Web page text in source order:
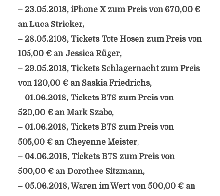
– 23.05.2018, iPhone X zum Preis von 670,00 €
an Luca Stricker,
– 28.05.2108, Tickets Tote Hosen zum Preis von
105,00 € an Jessica Rüger,
– 29.05.2018, Tickets Schlagernacht zum Preis
von 120,00 € an Saskia Friedrichs,
– 01.06.2018, Tickets BTS zum Preis von
520,00 € an Mark Szabo,
– 01.06.2018, Tickets BTS zum Preis von
505,00 € an Cheyenne Meister,
– 04.06.2018, Tickets BTS zum Preis von
500,00 € an Dorothee Sitzmann,
– 05.06.2018, Waren im Wert von 500,00 € an